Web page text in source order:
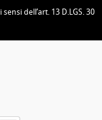
dell’art. 13 D.LGS. 30